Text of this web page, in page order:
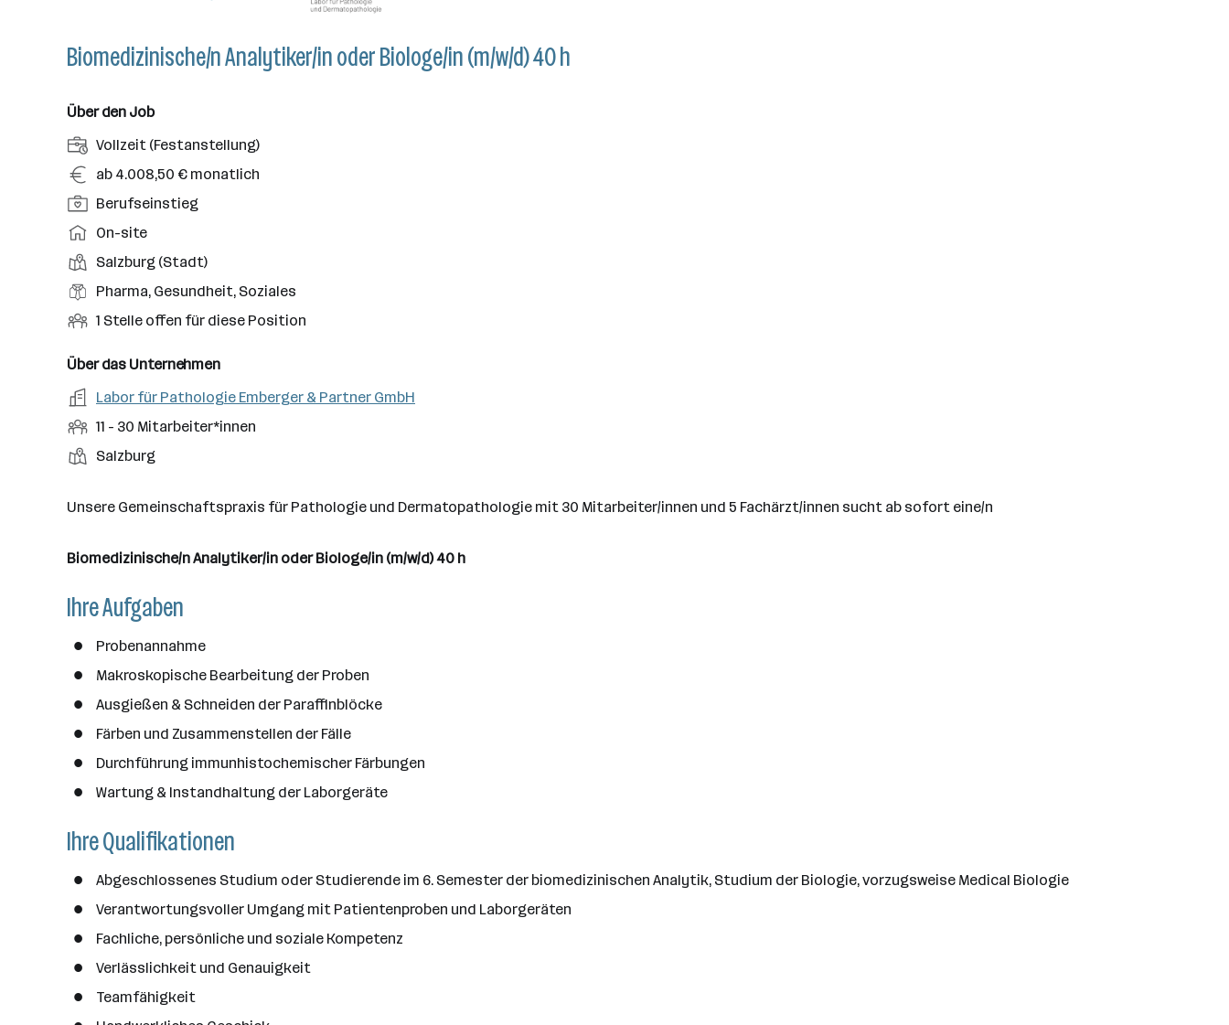
Biomedizinische/n Analytiker/in oder Biologe/in (m/w/d) 40 h
Über den Job
A
n
t
e
l
u
n
s
r
t
Vollzeit (Festanstellung)
G
e
h
a
l
t
ab 4.008,50 € monatlich
P
o
i
t
i
n
e
b
n
Berufseinstieg
A
r
b
e
i
s
m
o
d
e
On-site
D
i
n
t
o
t
Salzburg (Stadt)
B
e
u
s
f
l
e
Pharma, Gesundheit, Soziales
O
f
n
e
S
l
e
1 Stelle offen für diese Position
Über das Unternehmen
A
r
e
t
e
e
r
Labor für Pathologie Emberger & Partner GmbH
M
i
t
r
e
t
n
n
a
h
11 - 30 Mitarbeiter*innen
S
a
o
Salzburg
Unsere Gemeinschaftspraxis für Pathologie und Dermatopathologie mit 30 Mitarbeiter/innen und 5 Fachärzt/innen sucht ab sofort eine/n
Biomedizinische/n Analytiker/in oder Biologe/in (m/w/d) 40 h
Ihre Aufgaben
Probenannahme
Makroskopische Bearbeitung der Proben
Ausgießen & Schneiden der Paraffinblöcke
Färben und Zusammenstellen der Fälle
Durchführung immunhistochemischer Färbungen
Wartung & Instandhaltung der Laborgeräte
Ihre Qualifikationen
Abgeschlossenes Studium oder Studierende im 6. Semester der biomedizinischen Analytik, Studium der Biologie, vorzugsweise Medical Biologie
Verantwortungsvoller Umgang mit Patientenproben und Laborgeräten
Fachliche, persönliche und soziale Kompetenz
Verlässlichkeit und Genauigkeit
Teamfähigkeit